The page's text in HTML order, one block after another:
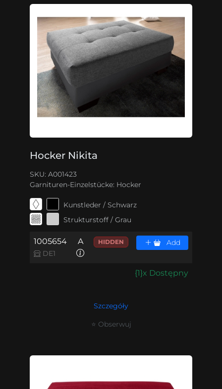
Hocker Nikita
SKU: A001423
Garnituren-Einzelstücke: Hocker
Kunstleder / Schwarz
Strukturstoff / Grau
1005654
DE1
A HIDDEN Add
{1}x Dostępny
Szczegóły
⭐ Obserwuj